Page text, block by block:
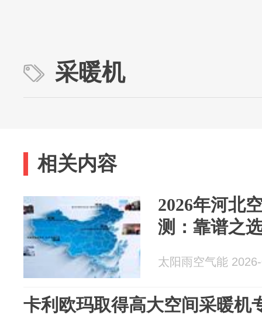
采暖机
相关内容
2026年河北
测：靠谱之
太阳雨空气能
卡利欧玛取得高大空间采暖机